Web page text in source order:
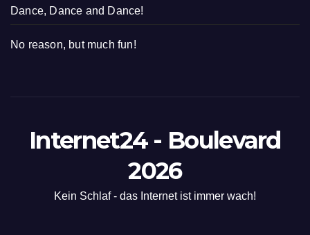
Dance, Dance and Dance!
No reason, but much fun!
Internet24 - Boulevard
2026
Kein Schlaf - das Internet ist immer wach!